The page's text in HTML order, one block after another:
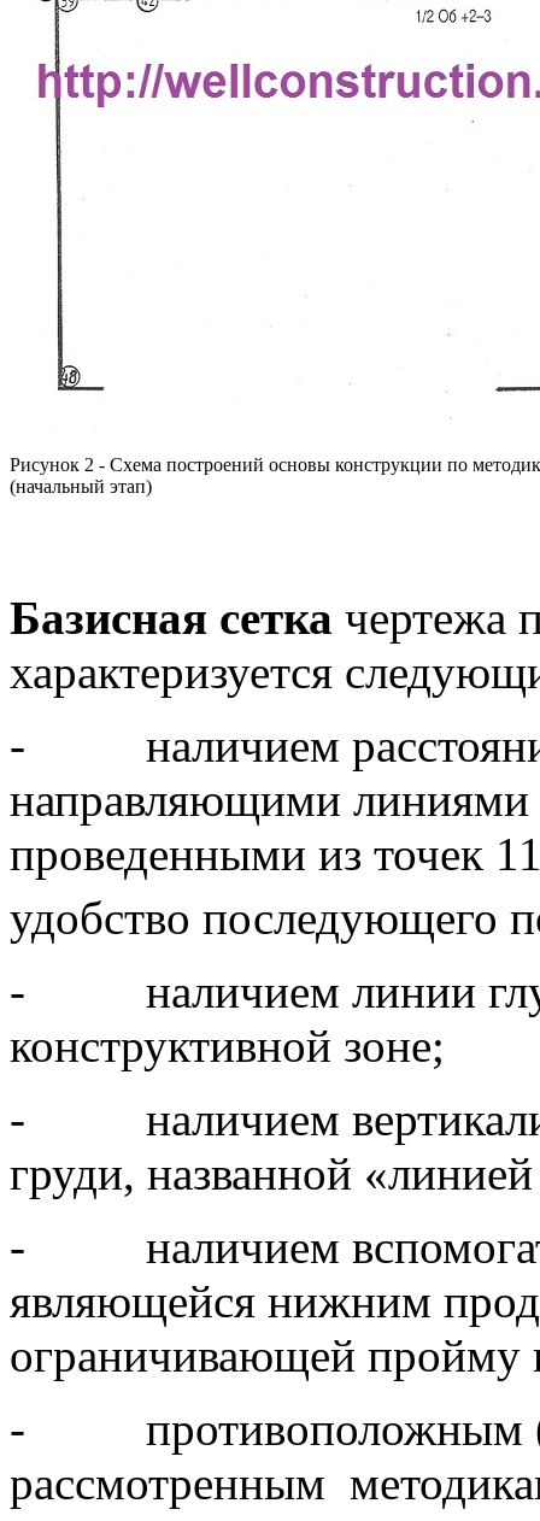
Рисунок 2 - Схема построений основы конструкции по
(начальный этап)
Базисная сетка чертежа
характеризуется
- наличием
направляющими линиями
проведенными из точек
удобство последующего
- наличием линии
конструктивной зоне;
- наличием вертикали,
груди, названной
- наличием
являющейся нижним
ограничивающей пройму
- противоположным
рассмотренным